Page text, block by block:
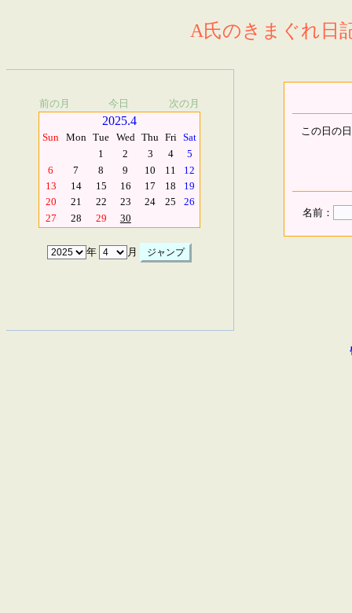
A氏のきまぐれ日
前の月 今日 次の月
2025.4
Sun Mon Tue Wed Thu Fri Sat
1
2 3 4
5
6
7 8 9 10 11
12
13
14 15 16 17 18
19
20
21 22 23 24 25
26
27
28 29 30
年 月
この日の
名前：